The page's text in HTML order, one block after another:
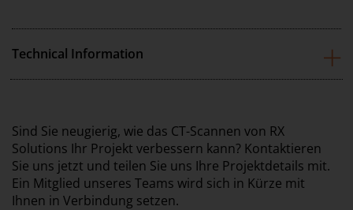
Technical Information
Sind Sie neugierig, wie das CT-Scannen von RX
Solutions Ihr Projekt verbessern kann? Kontaktieren
Sie uns jetzt und teilen Sie uns Ihre Projektdetails mit.
Ein Mitglied unseres Teams wird sich in Kürze mit
Ihnen in Verbindung setzen.